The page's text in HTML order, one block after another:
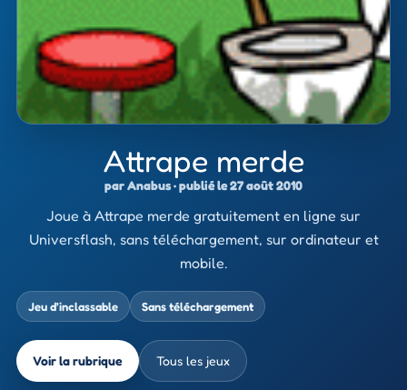
Attrape merde
par Anabus · publié le 27 août 2010
Joue à Attrape merde gratuitement en ligne sur
Universflash, sans téléchargement, sur ordinateur et
mobile.
Jeu d’inclassable Sans téléchargement
Voir la rubrique Tous les jeux